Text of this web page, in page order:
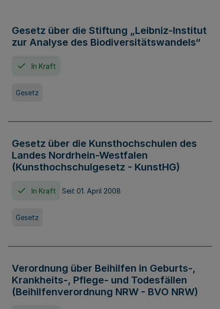
Gesetz über die Stiftung „Leibniz-Institut
zur Analyse des Biodiversitätswandels“
In Kraft
Gesetz
Gesetz über die Kunsthochschulen des
Landes Nordrhein-Westfalen
(Kunsthochschulgesetz - KunstHG)
In Kraft Seit 01. April 2008
Gesetz
Verordnung über Beihilfen in Geburts-,
Krankheits-, Pflege- und Todesfällen
(Beihilfenverordnung NRW - BVO NRW)